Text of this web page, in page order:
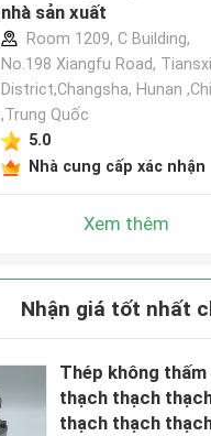
nhà sản xuất
Room 1209, C Building,
No.198 Xiangfu Road,
District,Changsha, Hunan
,Trung Quốc
5.0
Nhà cung cấp xác nhận
Xem thêm
Nhận giá tốt nhất
Thép không
thạch thạch
thạch thạch